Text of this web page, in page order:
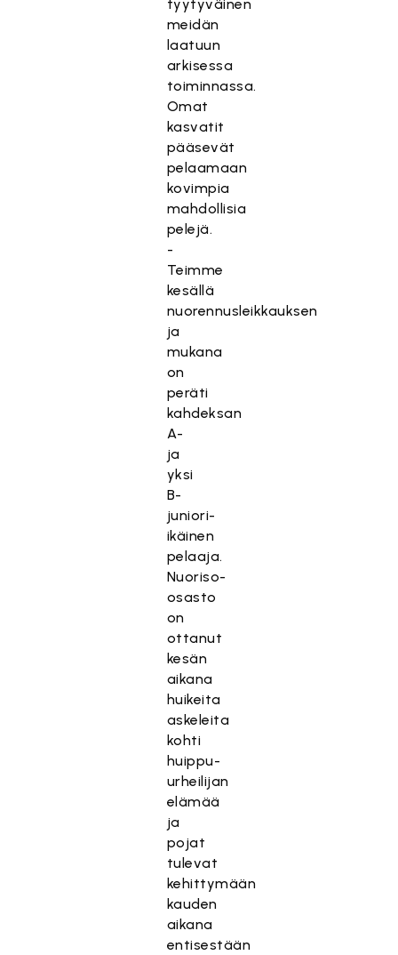
tyytyväinen
meidän
laatuun
arkisessa
toiminnassa.
Omat
kasvatit
pääsevät
pelaamaan
kovimpia
mahdollisia
pelejä.
-
Teimme
kesällä
nuorennusleikkauksen
ja
mukana
on
peräti
kahdeksan
A-
ja
yksi
B-
juniori-
ikäinen
pelaaja.
Nuoriso-
osasto
on
ottanut
kesän
aikana
huikeita
askeleita
kohti
huippu-
urheilijan
elämää
ja
pojat
tulevat
kehittymään
kauden
aikana
entisestään